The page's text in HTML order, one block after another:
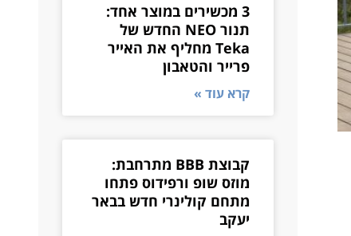
3 מכשירים במוצר אחד:
תנור NEO החדש של
Teka מחליף את האייר
פרייר והטאבון
קרא עוד »
קבוצת BBB מתרחבת:
מוזס שופ ורפידוס פתחו
מתחם קולינרי חדש בבאר
יעקב